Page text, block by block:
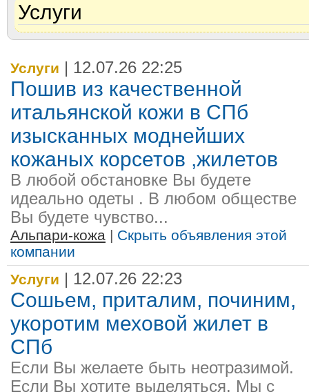
Услуги
Услуги | 12.07.26 22:25
Пошив из качественной
итальянской кожи в СПб
изысканных моднейших
кожаных корсетов ,жилетов
В любой обстановке Вы будете
идеально одеты . В любом обществе
Вы будете чувство...
Альпари-кожа | Скрыть объявления этой
компании
Услуги | 12.07.26 22:23
Сошьем, приталим, починим,
укоротим меховой жилет в
СПб
Если Вы желаете быть неотразимой.
Если Вы хотите выделяться. Мы с